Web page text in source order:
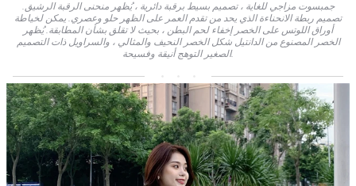
جمبسوت مزاجي للغاية ، تصميم بسيط برقبة دائرية ، يُظهر منحنى الرقبة الرشيق.
تصميم ربطة الانحناءة الذي يحد من تقدم العمر على الظهر حلو وعصري. يمكن لخياطة
أوراق اللوتس على الخصر إخفاء لحم البطن ، بحيث لا تقلق بشأن المطابقة. يُظهر
الخصر المصنوع من الدانتيل شكل الخصر النحيف والمثالي ، والسراويل ذات التصميم
الصغير التوهج أنيقة وفسيحة.